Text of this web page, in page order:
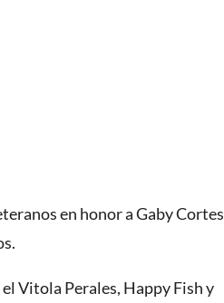
en honor a Gaby Cortes
Vitola Perales, Happy Fish y